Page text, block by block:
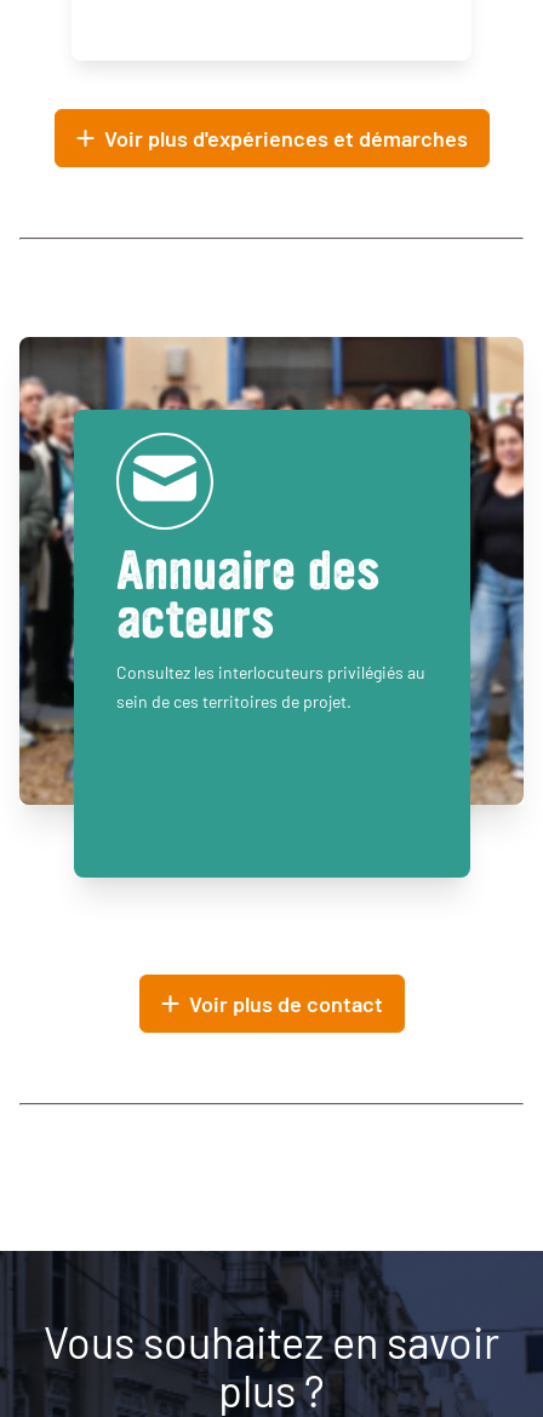
Voir plus d'expériences et démarches
Annuaire des
acteurs
Consultez les interlocuteurs privilégiés au
sein de ces territoires de projet.
Voir plus de contact
Vous souhaitez en savoir
plus ?